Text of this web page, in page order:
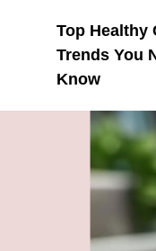
Top Healthy
Trends You
Know